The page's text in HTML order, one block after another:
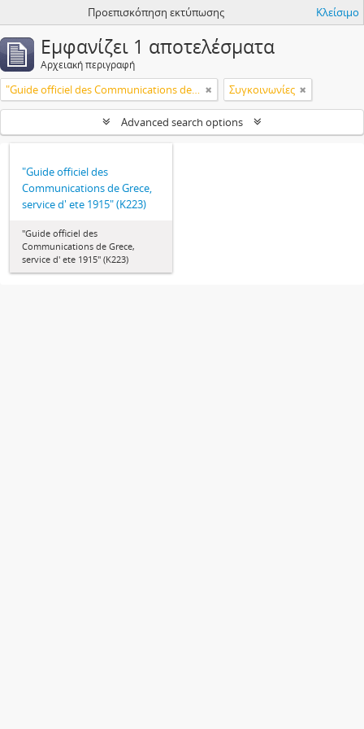
Προεπισκόπηση εκτύπωσης Κλείσιμο
Εμφανίζει 1 αποτελέσματα
Αρχειακή περιγραφή
"Guide officiel des Communications de Grece, service d' ete 1915" (Κ223) Συγκοινωνίες
Advanced search options
"Guide officiel des
Communications de Grece,
service d' ete 1915" (Κ223)
"Guide officiel des
Communications de Grece,
service d' ete 1915" (Κ223)